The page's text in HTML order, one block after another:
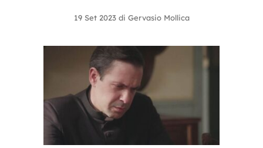
19 Set 2023 di Gervasio Mollica